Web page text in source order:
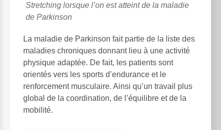
Stretching lorsque l’on est atteint de la maladie
de Parkinson
La maladie de Parkinson fait partie de la liste des
maladies chroniques donnant lieu à une activité
physique adaptée. De fait, les patients sont
orientés vers les sports d’endurance et le
renforcement musculaire. Ainsi qu’un travail plus
global de la coordination, de l’équilibre et de la
mobilité.